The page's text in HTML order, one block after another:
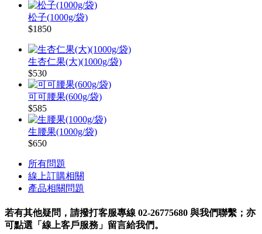
松子(1000g/袋)
$1850
生杏仁果(大)(1000g/袋)
$530
可可腰果(600g/袋)
$585
生腰果(1000g/袋)
$650
所有問題
線上訂購相關
產品相關問題
若有其他疑問，請撥打客服專線 02-26775680 與我們聯繫；亦
可點選「線上客戶服務」留言給我們。